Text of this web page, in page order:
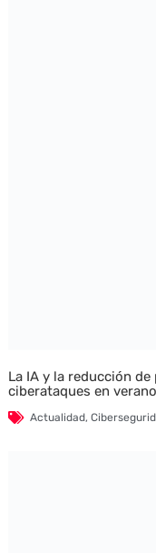
La IA y la reducción
ciberataques en verano
Actualidad,